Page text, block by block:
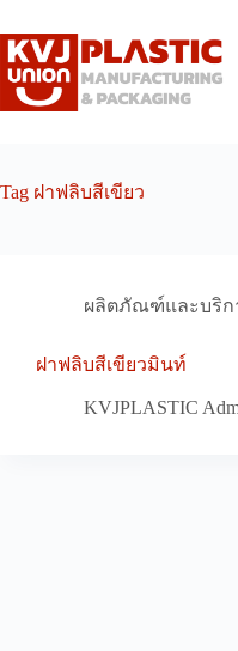
to
content
Tag ฝาฟลิบสีเขียว
ผลิตภัณฑ์และบริก
ฝาฟลิบสีเขียวมินท์
KVJPLASTIC